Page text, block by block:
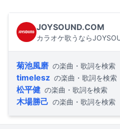
JOYSOUND.COM
カラオケ歌うなら
菊池風磨 の楽曲・歌詞を検索
timelesz の楽曲・歌詞を検索
松平健 の楽曲・歌詞を検索
木場勝己 の楽曲・歌詞を検索